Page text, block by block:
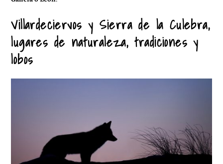
Villardeciervos y Sierra de la Culebra,
lugares de naturaleza, tradiciones y
lobos